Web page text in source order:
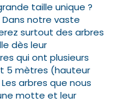
taille unique ?
notre vaste
surtout des arbres
dès leur
qui ont plusieurs
5 mètres (hauteur
arbres que nous
motte et leur